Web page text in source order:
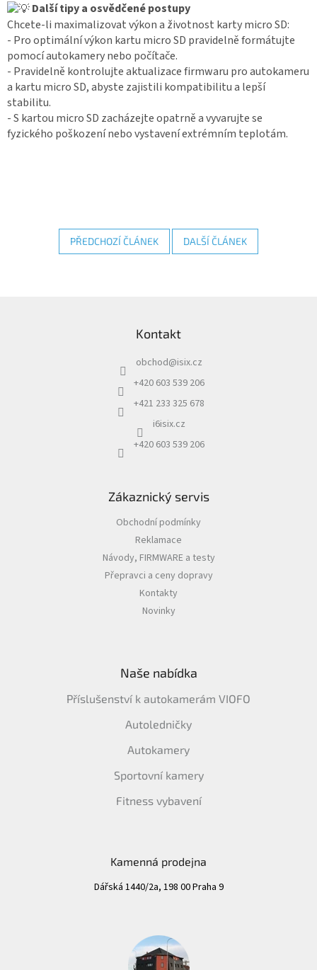
Další tipy a osvědčené postupy
Chcete-li maximalizovat výkon a životnost karty micro SD:
- Pro optimální výkon kartu micro SD pravidelně formátujte
pomocí autokamery nebo počítače.
- Pravidelně kontrolujte aktualizace firmwaru pro autokameru
a kartu micro SD, abyste zajistili kompatibilitu a lepší
stabilitu.
- S kartou micro SD zacházejte opatrně a vyvarujte se
fyzického poškození nebo vystavení extrémním teplotám.
PŘEDCHOZÍ ČLÁNEK DALŠÍ ČLÁNEK
Kontakt
obchod@isix.cz
+420 603 539 206
+421 233 325 678
i6isix.cz
+420 603 539 206
Zákaznický servis
Obchodní podmínky
Reklamace
Návody, FIRMWARE a testy
Přepravci a ceny dopravy
Kontakty
Novinky
Naše nabídka
Příslušenství k autokamerám VIOFO
Autoledničky
Autokamery
Sportovní kamery
Fitness vybavení
Kamenná prodejna
Dářská 1440/2a, 198 00 Praha 9